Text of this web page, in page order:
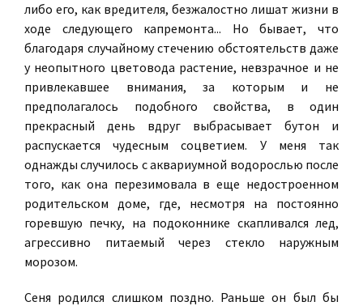
либо его, как вредителя, безжалостно лишат жизни в
ходе следующего капремонта... Но бывает, что
благодаря случайному стечению обстоятельств даже
у неопытного цветовода растение, невзрачное и не
привлекавшее внимания, за которым и не
предполагалось подобного свойства, в один
прекрасный день вдруг выбрасывает бутон и
распускается чудесным соцветием. У меня так
однажды случилось с аквариумной водорослью после
того, как она перезимовала в еще недостроенном
родительском доме, где, несмотря на постоянно
горевшую печку, на подоконнике скапливался лед,
агрессивно питаемый через стекло наружным
морозом.
Сеня родился слишком поздно. Раньше он был бы